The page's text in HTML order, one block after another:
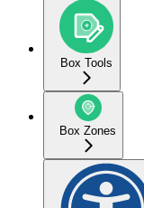
Box Tools
Box Zones